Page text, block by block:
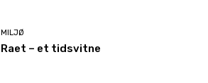
MILJØ
Raet – et tidsvitne